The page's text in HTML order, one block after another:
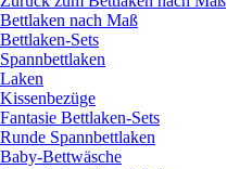
Bettlaken nach Maß
Bettlaken-Sets
Spannbettlaken
Laken
Kissenbezüge
Fantasie Bettlaken-Sets
Runde Spannbettlaken
Baby-Bettwäsche